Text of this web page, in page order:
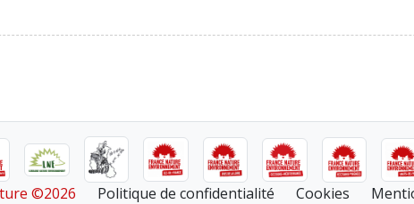
©2026 Politique de confidentialité Cookies